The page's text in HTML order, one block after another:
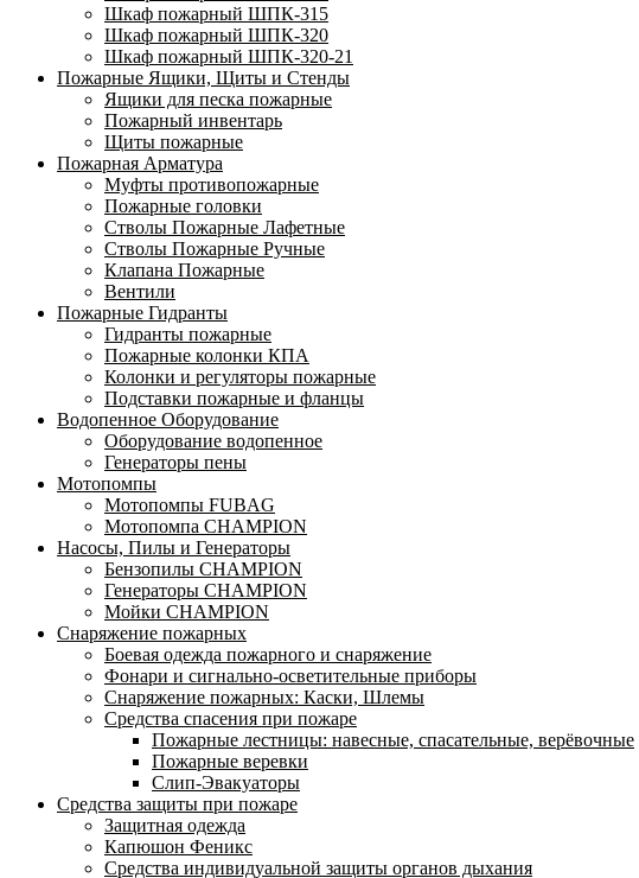
Шкаф пожарный ШПК-315
Шкаф пожарный ШПК-320
Шкаф пожарный ШПК-320-21
Пожарные Ящики, Щиты и Стенды
Ящики для песка пожарные
Пожарный инвентарь
Щиты пожарные
Пожарная Арматура
Муфты противопожарные
Пожарные головки
Стволы Пожарные Лафетные
Стволы Пожарные Ручные
Клапана Пожарные
Вентили
Пожарные Гидранты
Гидранты пожарные
Пожарные колонки КПА
Колонки и регуляторы пожарные
Подставки пожарные и фланцы
Водопенное Оборудование
Оборудование водопенное
Генераторы пены
Мотопомпы
Мотопомпы FUBAG
Мотопомпа CHAMPION
Насосы, Пилы и Генераторы
Бензопилы CHAMPION
Генераторы CHAMPION
Мойки CHAMPION
Снаряжение пожарных
Боевая одежда пожарного и снаряжение
Фонари и сигнально-осветительные приборы
Снаряжение пожарных: Каски, Шлемы
Средства спасения при пожаре
Пожарные лестницы: навесные, спасательные, верёвочные
Пожарные веревки
Слип-Эвакуаторы
Средства защиты при пожаре
Защитная одежда
Капюшон Феникс
Средства индивидуальной защиты органов дыхания